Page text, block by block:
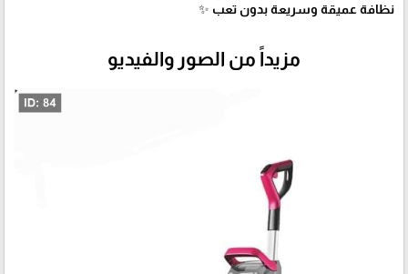
نظافة عميقة وسريعة بدون تعب ✨
مزيداً من الصور والفيديو